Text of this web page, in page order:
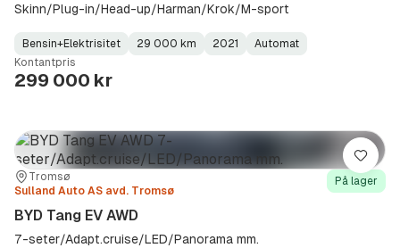
Skinn/Plug-in/Head-up/Harman/Krok/M-sport
Fuel
Type:
Bensin+Elektrisitet
Kilometerstand: 29 000 km
Model
Year:
2021
Gearbox
Type:
Automat
Kontantpris
299 000 kr
Sted:Tromsø
Forhandler:
Sulland Auto AS avd. Tromsø
På lager
BYD Tang EV AWD
7-seter/Adapt.cruise/LED/Panorama mm.
Lagre